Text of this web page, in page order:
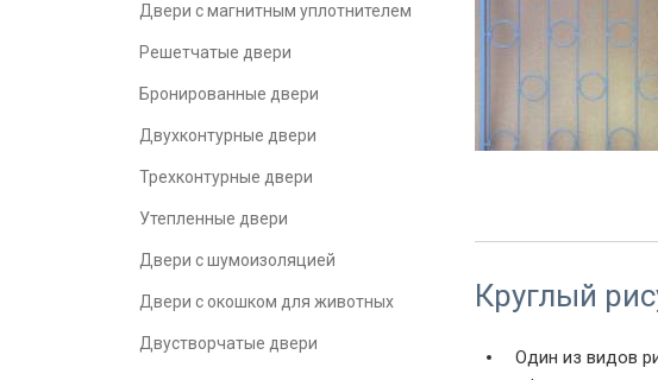
Двери с магнитным уплотнителем
Решетчатые двери
Бронированные двери
Двухконтурные двери
Трехконтурные двери
Утепленные двери
Двери с шумоизоляцией
Двери с окошком для животных
Двустворчатые двери
Круглый
Один из видов